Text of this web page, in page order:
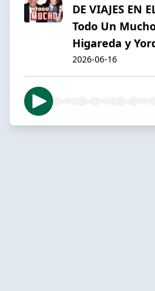
DE VIAJES EN
Todo Un
Higareda y
2026-06-16